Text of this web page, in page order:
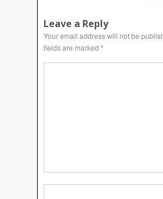
Leave a Reply
Your email address will not be
fields are marked *